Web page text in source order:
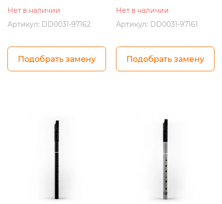
Нет в наличии
Артикул: DD0031-97162
Подобрать замену
Нет в наличии
Артикул: DD0031-97161
Подобрать замену